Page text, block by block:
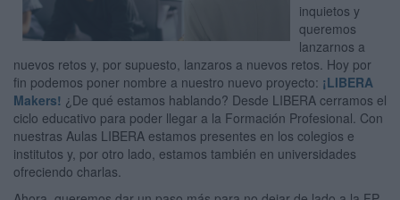
inquietos y
queremos
lanzarnos a
nuevos retos y, por supuesto, lanzaros a nuevos retos. Hoy por
fin podemos poner nombre a nuestro nuevo proyecto: ¡LIBERA
Makers! ¿De qué estamos hablando? Desde LIBERA cerramos el
ciclo educativo para poder llegar a la Formación Profesional. Con
nuestras Aulas LIBERA estamos presentes en los colegios e
institutos y, por otro lado, estamos también en universidades
ofreciendo charlas.